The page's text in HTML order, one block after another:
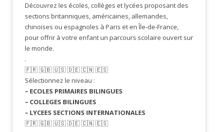
Découvrez les écoles, collèges et lycées proposant des
sections britanniques, américaines, allemandes,
chinoises ou espagnoles à Paris et en Île-de-France,
pour offrir à votre enfant un parcours scolaire ouvert sur
le monde.
.
🇫🇷​ 🇬🇧​ 🇺🇸​ 🇩🇪 🇨🇳 🇪🇸​
Sélectionnez le niveau :
– ECOLES PRIMAIRES BILINGUES
– COLLEGES BILINGUES
– LYCEES SECTIONS INTERNATIONALES
🇫🇷​ 🇬🇧​ 🇺🇸​ 🇩🇪 🇨🇳 🇪🇸​